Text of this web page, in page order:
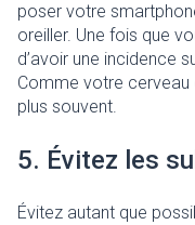
poser votre
oreiller. Une fois que
d’avoir une incidence
Comme votre cerveau
plus souvent.
5. Évitez les
Évitez autant que